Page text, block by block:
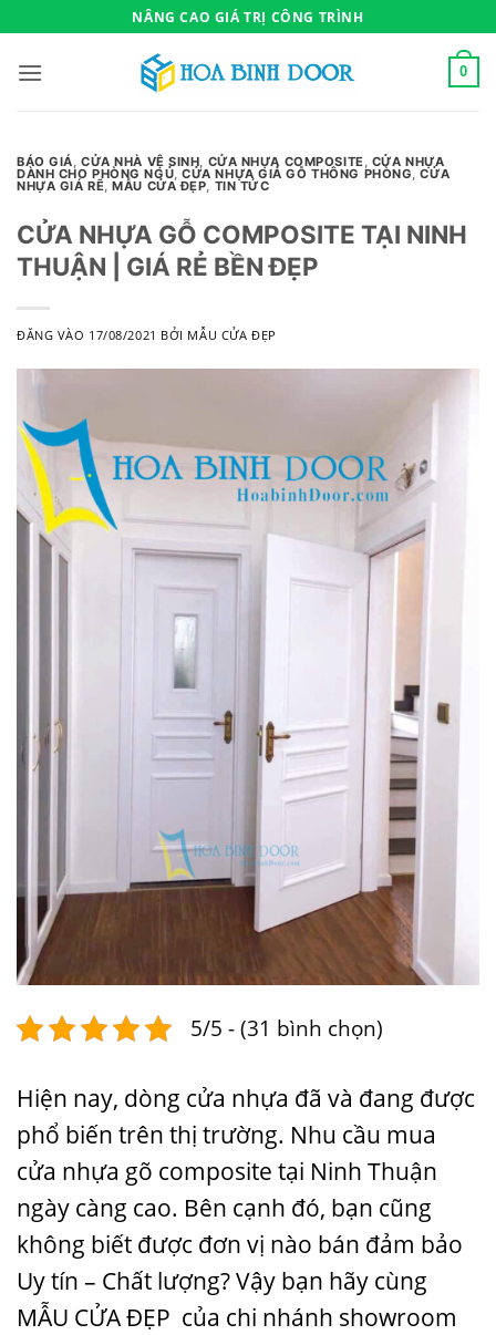
qua
nội
NÂNG CAO GIÁ TRỊ CÔNG TRÌNH
0
BÁO GIÁ,CỬA NHÀ VỆ SINH, CỬA NHỰA COMPOSITE, CỬA NHỰA
DÀNH CHO PHÒNG NGỦ,CỬA NHỰA GIẢ GỖ THÔNG PHÒNG,CỬA
NHỰA GIÁ RẼ,MẪU CỬA ĐẸP, TIN TỨC
CỬA NHỰA GỖ COMPOSITE TẠI NINH
THUẬN | GIÁ RẺ BỀN ĐẸP
ĐĂNG VÀO 17/08/2021 BỞI MẪU CỬA ĐẸP
5/5 - (31 bình chọn)
Hiện nay, dòng cửa nhựa đã và đang được
phổ biến trên thị trường. Nhu cầu mua
cửa nhựa gõ composite tại Ninh Thuận
ngày càng cao. Bên cạnh đó, bạn cũng
không biết được đơn vị nào bán đảm bảo
Uy tín – Chất lượng? Vậy bạn hãy cùng
MẪU CỬA ĐẸP của chi nhánh showroom